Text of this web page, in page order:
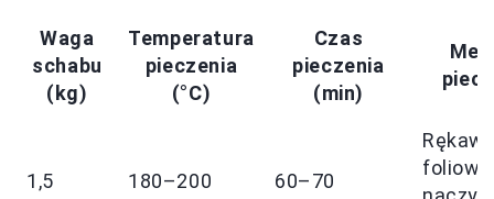
Waga
schabu
(kg)
Temperatura
pieczenia
(°C)
Czas
pieczenia
(min)
1,5 180–200 60–70
Rękaw